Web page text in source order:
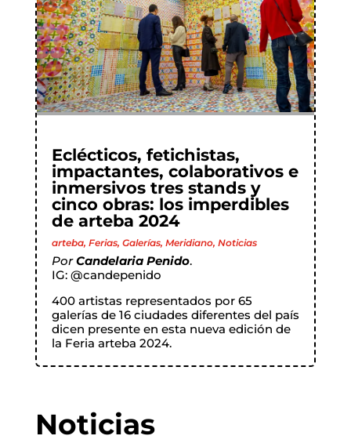
Eclécticos, fetichistas,
impactantes, colaborativos e
inmersivos tres stands y
cinco obras: los imperdibles
de arteba 2024
arteba, Ferias, Galerías, Meridiano, Noticias
PorCandelaria Penido.
IG: @candepenido
400 artistas representados por 65
galerías de 16 ciudades diferentes del país
dicen presente en esta nueva edición de
la Feria arteba 2024.
Noticias